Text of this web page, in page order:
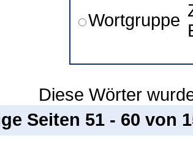
Wortgruppe
Diese Wörter
Seiten 51 - 60 von